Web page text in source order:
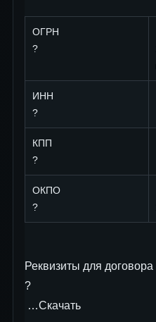
ОГРН
?
ИНН
?
КПП
?
ОКПО
?
Реквизиты для договора
?
…Скачать